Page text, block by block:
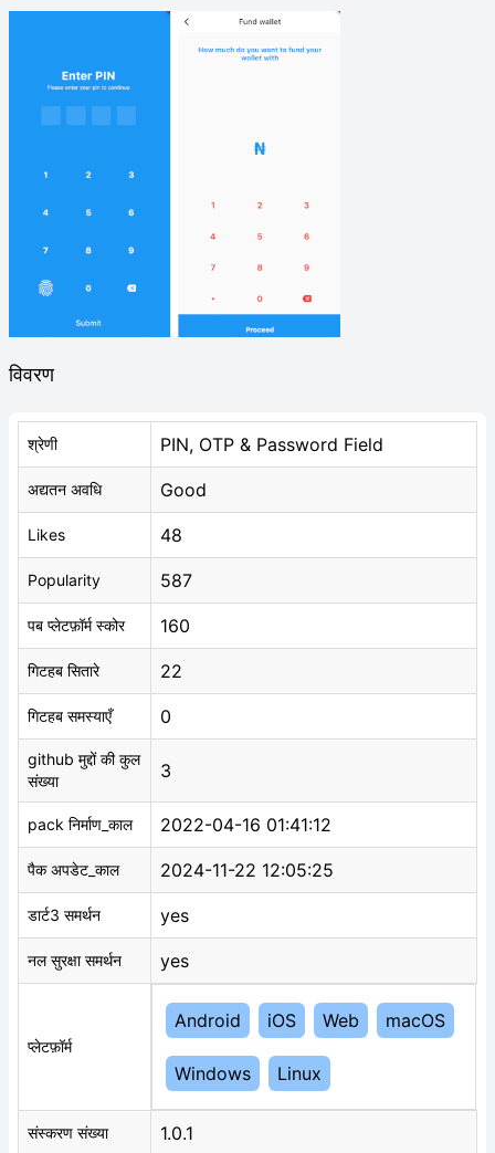
विवरण
श्रेणी PIN, OTP & Password Field
अद्यतन अवधि Good
Likes 48
Popularity 587
पब प्लेटफ़ॉर्म स्कोर 160
गिटहब सितारे 22
गिटहब समस्याएँ 0
github मुद्दों की कुल
संख्या
3
pack निर्माण_काल 2022-04-16 01:41:12
पैक अपडेट_काल 2024-11-22 12:05:25
डार्ट3 समर्थन yes
नल सुरक्षा समर्थन yes
प्लेटफ़ॉर्म
Android iOS Web macOS
Windows Linux
संस्करण संख्या 1.0.1